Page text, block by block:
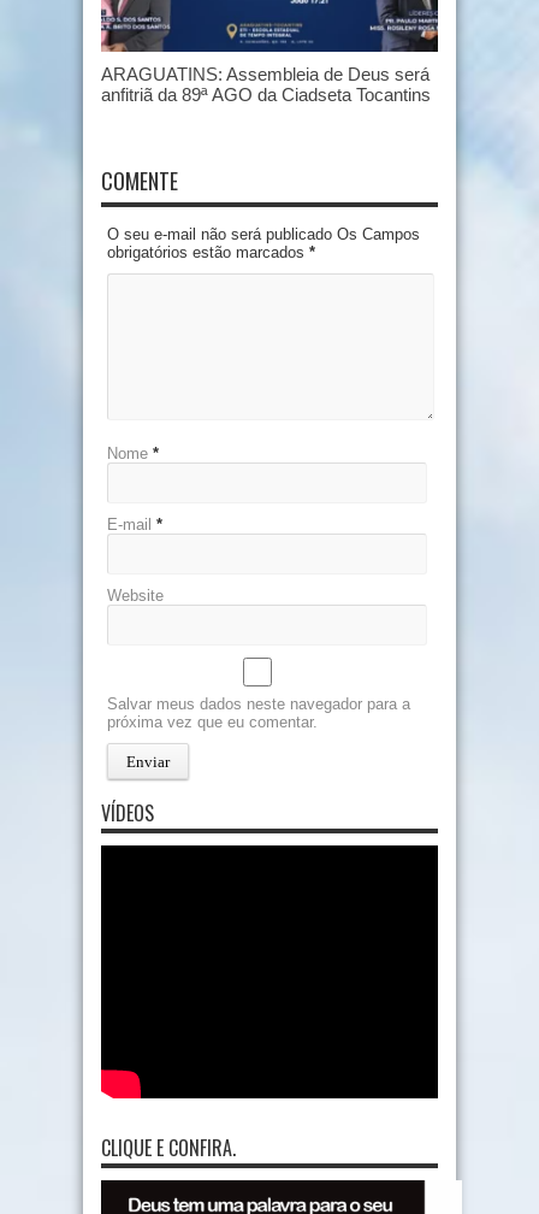
ARAGUATINS: Assembleia de Deus será
anfitriã da 89ª AGO da Ciadseta Tocantins
COMENTE
O seu e-mail não será publicado Os Campos
obrigatórios estão marcados *
Nome *
E-mail *
Website
Salvar meus dados neste navegador para a
próxima vez que eu comentar.
VÍDEOS
CLIQUE E CONFIRA.